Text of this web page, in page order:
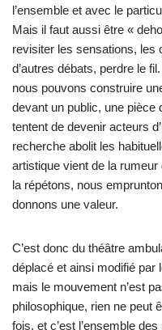
l’ensemble et avec le
Mais il faut aussi être «
revisiter les sensations, les
d’autres débats, perdre le
nous pouvons construire
devant un public, une pièce
tentent de devenir acteurs
recherche abolit les
artistique vient de la
la répétons, nous
donnons une valeur.
C’est donc du théâtre
déplacé et ainsi modifié par
mais le mouvement n’est
philosophique, rien ne peut
fois, et c’est l’ensemble